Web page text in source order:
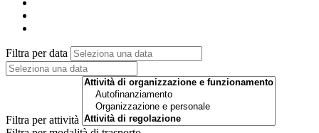
Filtra per data
Filtra per attività